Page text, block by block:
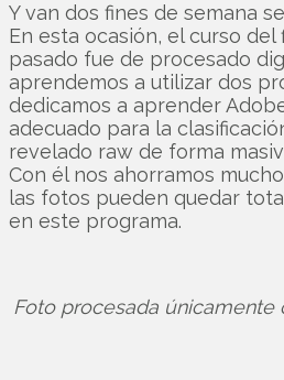
Y van dos fines de semana
En esta ocasión, el curso del
pasado fue de procesado
aprendemos a utilizar dos
dedicamos a aprender
adecuado para la
revelado raw de forma
Con él nos ahorramos
las fotos pueden quedar
en este programa.
Foto procesada únicamente